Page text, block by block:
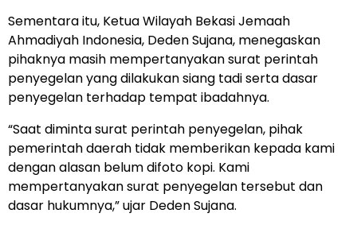
Sementara itu, Ketua Wilayah Bekasi Jemaah
Ahmadiyah Indonesia, Deden Sujana, menegaskan
pihaknya masih mempertanyakan surat perintah
penyegelan yang dilakukan siang tadi serta dasar
penyegelan terhadap tempat ibadahnya.
“Saat diminta surat perintah penyegelan, pihak
pemerintah daerah tidak memberikan kepada kami
dengan alasan belum difoto kopi. Kami
mempertanyakan surat penyegelan tersebut dan
dasar hukumnya,” ujar Deden Sujana.